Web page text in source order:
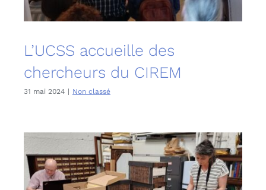
L’UCSS accueille des
chercheurs du CIREM
31 mai 2024 | Non classé